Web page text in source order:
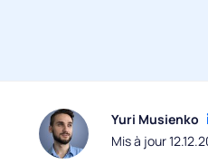
Yuri Musienko
Mis à jour